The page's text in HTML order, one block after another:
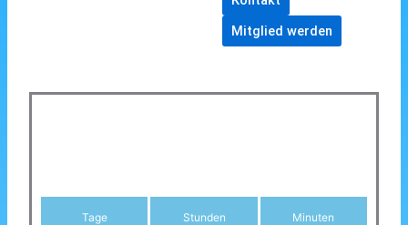
Mitglied werden
Tage Stunden Minuten